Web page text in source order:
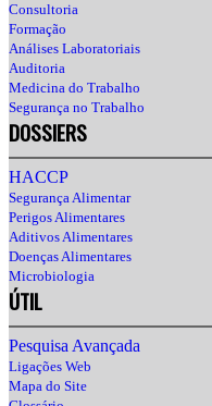
Consultoria
Formação
Análises Laboratoriais
Auditoria
Medicina do Trabalho
Segurança no Trabalho
DOSSIERS
HACCP
Segurança Alimentar
Perigos Alimentares
Aditivos Alimentares
Doenças Alimentares
Microbiologia
ÚTIL
Pesquisa Avançada
Ligações Web
Mapa do Site